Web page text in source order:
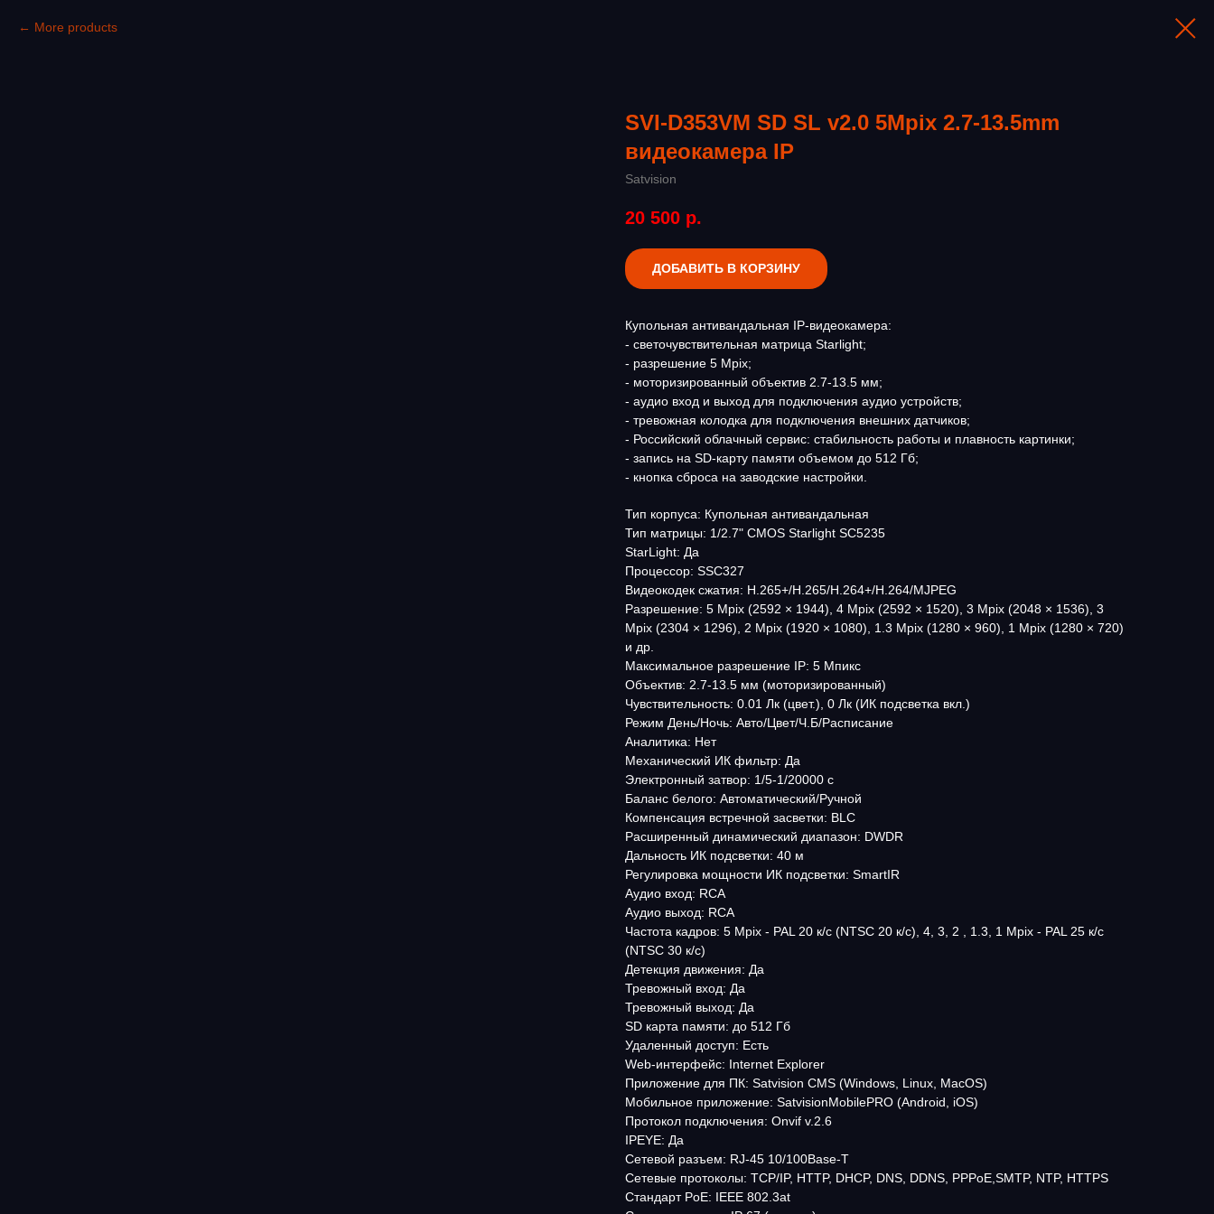
More products
SVI-D353VM SD SL v2.0 5Mpix 2.7-13.5mm
видеокамера IP
Satvision
20 500 р.
ДОБАВИТЬ В КОРЗИНУ
Купольная антивандальная IP-видеокамера:
- светочувствительная матрица Starlight;
- разрешение 5 Mpix;
- моторизированный объектив 2.7-13.5 мм;
- аудио вход и выход для подключения аудио устройств;
- тревожная колодка для подключения внешних датчиков;
- Российский облачный сервис: стабильность работы и плавность картинки;
- запись на SD-карту памяти объемом до 512 Гб;
- кнопка сброса на заводские настройки.
Тип корпуса: Купольная антивандальная
Тип матрицы: 1/2.7" CMOS Starlight SC5235
StarLight: Да
Процессор: SSC327
Видеокодек сжатия: H.265+/H.265/H.264+/H.264/MJPEG
Разрешение: 5 Mpix (2592 × 1944), 4 Mpix (2592 × 1520), 3 Mpix (2048 × 1536), 3
Mpix (2304 × 1296), 2 Mpix (1920 × 1080), 1.3 Mpix (1280 × 960), 1 Mpix (1280 × 720)
и др.
Максимальное разрешение IP: 5 Мпикс
Объектив: 2.7-13.5 мм (моторизированный)
Чувствительность: 0.01 Лк (цвет.), 0 Лк (ИК подсветка вкл.)
Режим День/Ночь: Авто/Цвет/Ч.Б/Расписание
Аналитика: Нет
Механический ИК фильтр: Да
Электронный затвор: 1/5-1/20000 c
Баланс белого: Автоматический/Ручной
Компенсация встречной засветки: BLC
Расширенный динамический диапазон: DWDR
Дальность ИК подсветки: 40 м
Регулировка мощности ИК подсветки: SmartIR
Аудио вход: RCA
Аудио выход: RCA
Частота кадров: 5 Mpix - PAL 20 к/с (NTSC 20 к/с), 4, 3, 2 , 1.3, 1 Mpix - PAL 25 к/с
(NTSC 30 к/с)
Детекция движения: Да
Тревожный вход: Да
Тревожный выход: Да
SD карта памяти: до 512 Гб
Удаленный доступ: Есть
Web-интерфейс: Internet Explorer
Приложение для ПК: Satvision CMS (Windows, Linux, MacOS)
Мобильное приложение: SatvisionMobilePRO (Android, iOS)
Протокол подключения: Onvif v.2.6
IPEYE: Да
Сетевой разъем: RJ-45 10/100Base-T
Сетевые протоколы: TCP/IP, HTTP, DHCP, DNS, DDNS, PPPoE,SMTP, NTP, HTTPS
Стандарт PoE: IEEE 802.3at